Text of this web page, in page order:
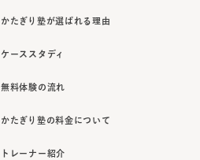
かたぎり塾が選ばれる理由
ケーススタディ
無料体験の流れ
かたぎり塾の料金について
トレーナー紹介